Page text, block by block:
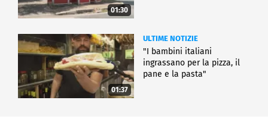
01:30
01:37
ULTIME NOTIZIE
"I bambini italiani
ingrassano per la pizza, il
pane e la pasta"